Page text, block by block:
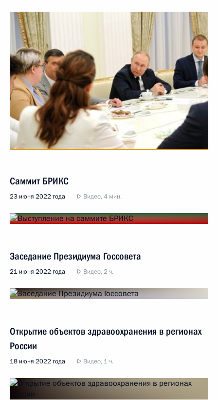
Саммит БРИКС
23 июня 2022 года Видео, 4 мин.
Заседание Президиума Госсовета
21 июня 2022 года Видео, 2 ч.
Открытие объектов здравоохранения в регионах
России
18 июня 2022 года Видео, 1 ч.